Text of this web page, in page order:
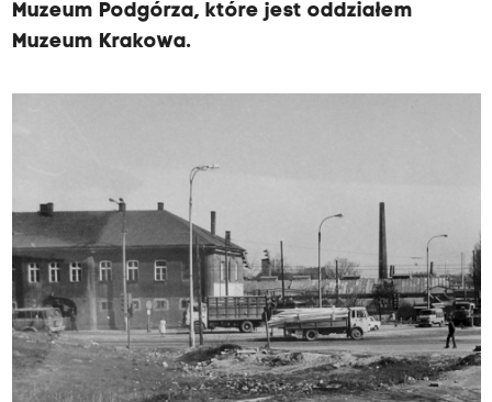
Muzeum Podgórza, które jest oddziałem
Muzeum Krakowa.